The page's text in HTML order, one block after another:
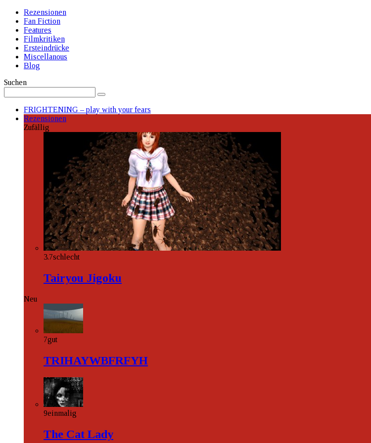
Rezensionen
Fan Fiction
Features
Filmkritiken
Ersteindrücke
Miscellanous
Blog
Suchen
FRIGHTENING – play with your fears
Rezensionen
Zufällig
3.7schlecht
Tairyou Jigoku
Neu
7gut
TRIHAYWBFRFYH
9einmalig
The Cat Lady